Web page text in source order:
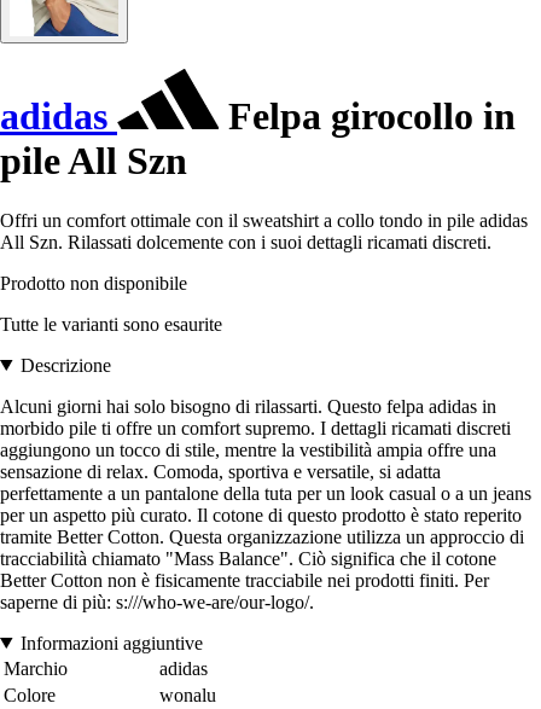
adidas
Felpa girocollo in
pile All Szn
Offri un comfort ottimale con il sweatshirt a collo tondo in pile adidas
All Szn. Rilassati dolcemente con i suoi dettagli ricamati discreti.
Prodotto non disponibile
Tutte le varianti sono esaurite
Descrizione
Alcuni giorni hai solo bisogno di rilassarti. Questo felpa adidas in
morbido pile ti offre un comfort supremo. I dettagli ricamati discreti
aggiungono un tocco di stile, mentre la vestibilità ampia offre una
sensazione di relax. Comoda, sportiva e versatile, si adatta
perfettamente a un pantalone della tuta per un look casual o a un jeans
per un aspetto più curato. Il cotone di questo prodotto è stato reperito
tramite Better Cotton. Questa organizzazione utilizza un approccio di
tracciabilità chiamato "Mass Balance". Ciò significa che il cotone
Better Cotton non è fisicamente tracciabile nei prodotti finiti. Per
saperne di più: s:///who-we-are/our-logo/.
Informazioni aggiuntive
Marchio
adidas
Colore
wonalu